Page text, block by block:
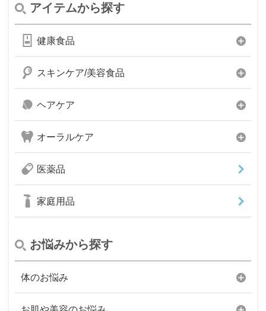
アイテムから探す
健康食品
スキンケア/美容食品
ヘアケア
オーラルケア
医薬品
家庭用品
お悩みから探す
体のお悩み